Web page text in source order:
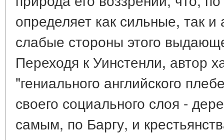
определяет как сильные, так
слабые стороны этого
Переходя к Уинстенли, автор
"гениального английского
своего социального слоя -
самым, по Баргу, и